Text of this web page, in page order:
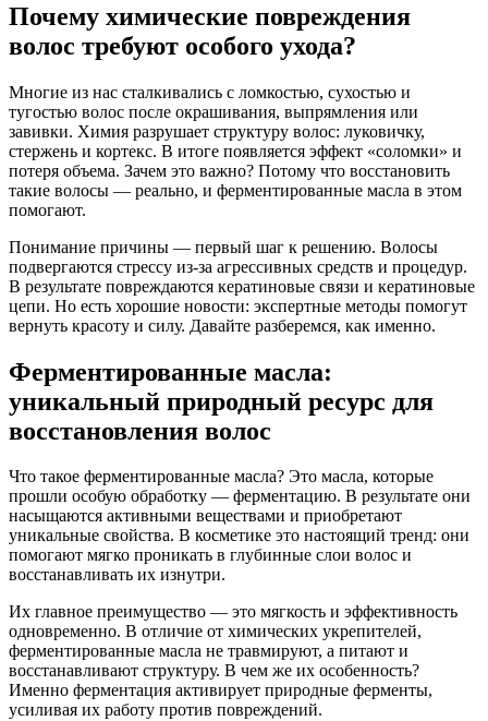
Почему химические повреждения
волос требуют особого ухода?
Многие из нас сталкивались с ломкостью, сухостью и
тугостью волос после окрашивания, выпрямления или
завивки. Химия разрушает структуру волос: луковичку,
стержень и кортекс. В итоге появляется эффект «соломки» и
потеря объема. Зачем это важно? Потому что восстановить
такие волосы — реально, и ферментированные масла в этом
помогают.
Понимание причины — первый шаг к решению. Волосы
подвергаются стрессу из-за агрессивных средств и процедур.
В результате повреждаются кератиновые связи и кератиновые
цепи. Но есть хорошие новости: экспертные методы помогут
вернуть красоту и силу. Давайте разберемся, как именно.
Ферментированные масла:
уникальный природный ресурс для
восстановления волос
Что такое ферментированные масла? Это масла, которые
прошли особую обработку — ферментацию. В результате они
насыщаются активными веществами и приобретают
уникальные свойства. В косметике это настоящий тренд: они
помогают мягко проникать в глубинные слои волос и
восстанавливать их изнутри.
Их главное преимущество — это мягкость и эффективность
одновременно. В отличие от химических укрепителей,
ферментированные масла не травмируют, а питают и
восстанавливают структуру. В чем же их особенность?
Именно ферментация активирует природные ферменты,
усиливая их работу против повреждений.